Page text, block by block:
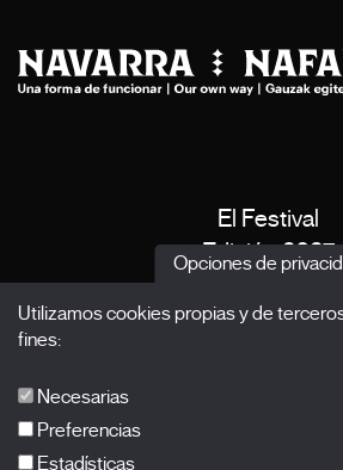
El Festival
Edición 2027
Opciones de
Utilizamos cookies propias y de
fines:
Necesarias
Preferencias
Estadísticas